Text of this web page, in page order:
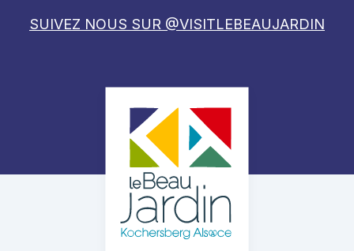
SUIVEZ NOUS SUR @VISITLEBEAUJARDIN